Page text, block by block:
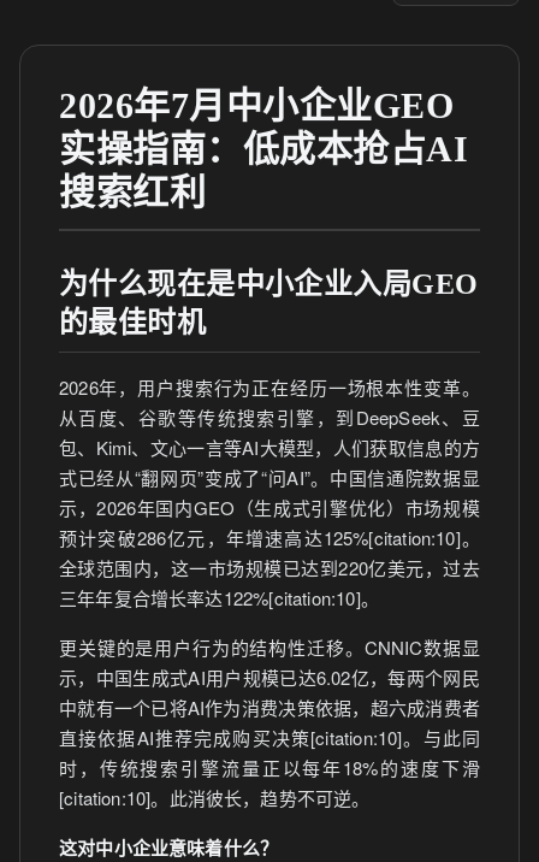
2026年7月中小企业GEO
实操指南：低成本抢占AI
搜索红利
为什么现在是中小企业入局GEO
的最佳时机
2026年，用户搜索行为正在经历一场根本性变革。
从百度、谷歌等传统搜索引擎，到DeepSeek、豆
包、Kimi、文心一言等AI大模型，人们获取信息的方
式已经从“翻网页”变成了“问AI”。中国信通院数据显
示，2026年国内GEO（生成式引擎优化）市场规模
预计突破286亿元，年增速高达125%[citation:10]。
全球范围内，这一市场规模已达到220亿美元，过去
三年年复合增长率达122%[citation:10]。
更关键的是用户行为的结构性迁移。CNNIC数据显
示，中国生成式AI用户规模已达6.02亿，每两个网民
中就有一个已将AI作为消费决策依据，超六成消费者
直接依据AI推荐完成购买决策[citation:10]。与此同
时，传统搜索引擎流量正以每年18%的速度下滑
[citation:10]。此消彼长，趋势不可逆。
这对中小企业意味着什么？